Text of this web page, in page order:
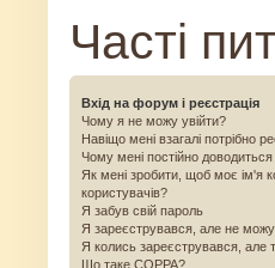
Часті
Вхід на форум і реєстрація
Чому я не можу увійти?
Навіщо мені взагалі потрібно
Чому мені постійно
Як мені зробити, щоб моє ім'я
користувачів?
Я забув свій пароль
Я зареєструвався, але не
Я колись зареєструвався, але
Що таке COPPA?